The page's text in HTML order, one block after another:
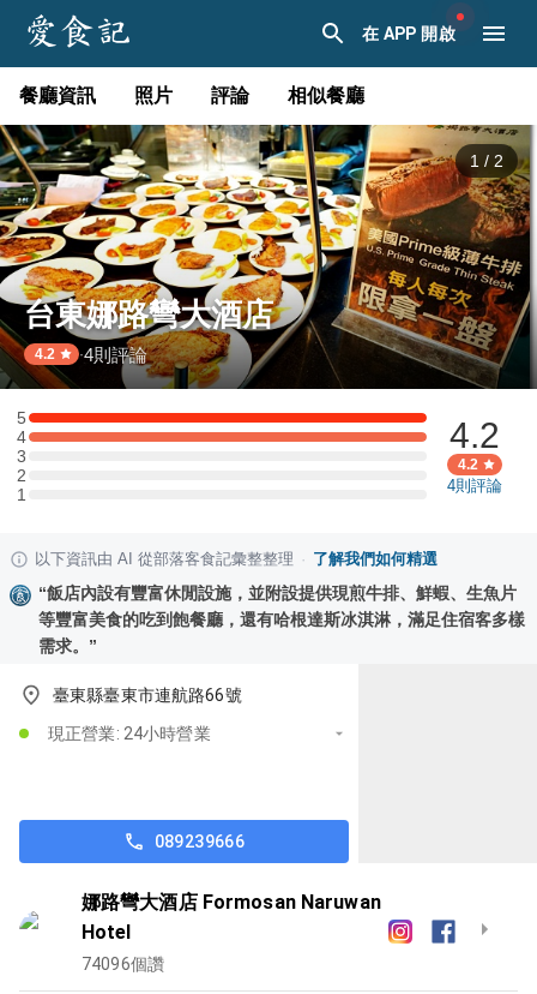
在 APP 開啟
餐廳資訊 照片 評論 相似餐廳
1 / 2
台東娜路彎大酒店
4.2 ·4則評論
5
5 星：1 則評論
4
4 星：1 則評論
3
3 星：0 則評論
2
2 星：0 則評論
11 星：0 則評論
4.2
4.2
4則評論
以下資訊由 AI 從部落客食記彙整整理 · 了解我們如何精選
“飯店內設有豐富休閒設施，並附設提供現煎牛排、鮮蝦、生魚片
等豐富美食的吃到飽餐廳，還有哈根達斯冰淇淋，滿足住宿客多樣
需求。 ”
臺東縣臺東市連航路66號
現正營業: 24小時營業
089239666
娜路彎大酒店 Formosan Naruwan
Hotel
74096個讚